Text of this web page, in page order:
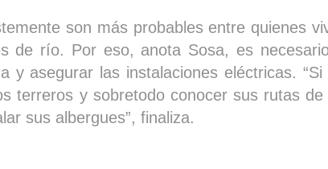
son más probables entre quienes
de río. Por eso, anota Sosa, es
y asegurar las instalaciones eléctricas.
terreros y sobretodo conocer sus rutas de
sus albergues”, finaliza.